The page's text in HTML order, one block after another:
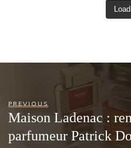
PREVIOUS
Maison Ladenac :
parfumeur Patrick